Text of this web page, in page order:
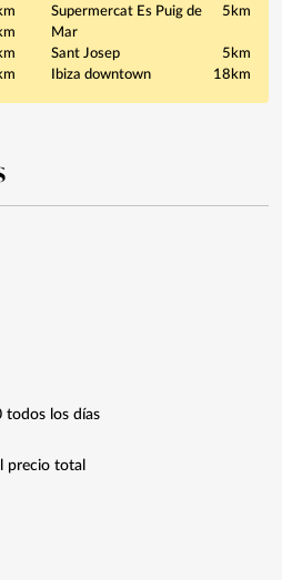
Supermercat Es Puig de
Mar
5km
Sant Josep
5km
Ibiza downtown
18km
todos los días
precio total